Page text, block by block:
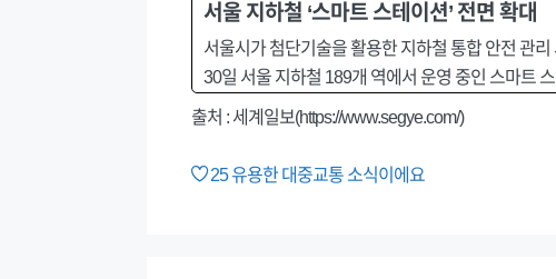
서울 지하철 ‘스마트 스테이션’ 전면 확대
서울시가 첨단기술을 활용한 지하철 통합 안전 관
30일 서울 지하철 189개 역에서 운영 중인 스마트
출처 : 세계일보(https://www.segye.com/)
25유용한 대중교통 소식이에요